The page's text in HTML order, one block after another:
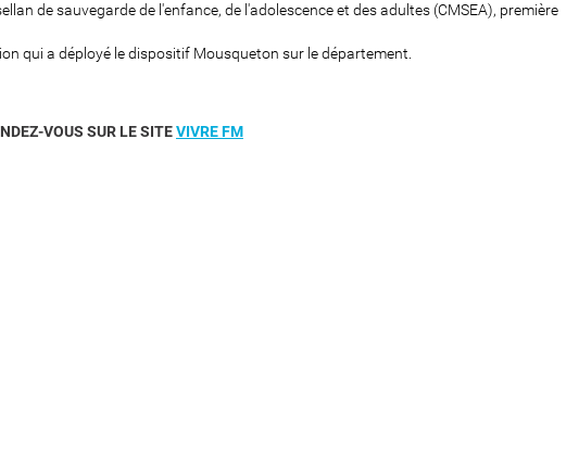
de sauvegarde de l'enfance, de l'adolescence et des adultes (CMSEA), première
qui a déployé le dispositif Mousqueton sur le département.
VOUS SUR LE SITEVIVRE FM